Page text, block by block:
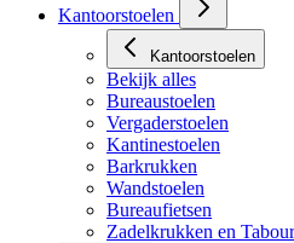
Kantoorstoelen
Kantoorstoelen
Bekijk alles
Bureaustoelen
Vergaderstoelen
Kantinestoelen
Barkrukken
Wandstoelen
Bureaufietsen
Zadelkrukken en